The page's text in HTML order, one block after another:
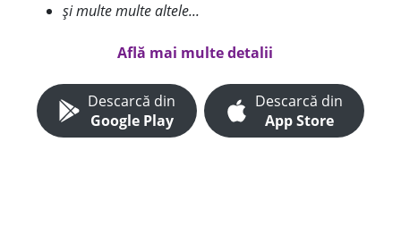
și multe multe altele...
Află mai multe detalii
Descarcă din
Google Play
Descarcă din
App Store